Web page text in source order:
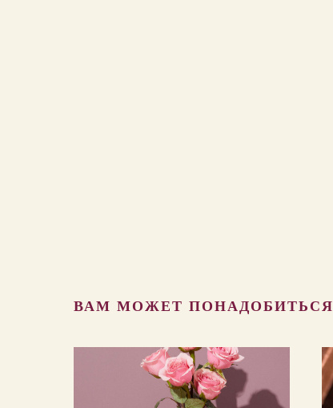
ВАМ МОЖЕТ ПОНАДОБИТЬСЯ